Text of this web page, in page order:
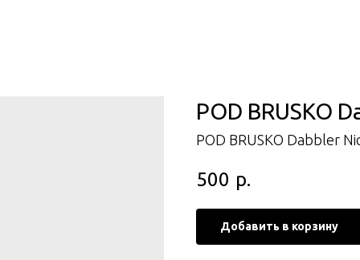
POD BRUSKO
POD BRUSKO Dabbler
500 р.
Добавить в корзину